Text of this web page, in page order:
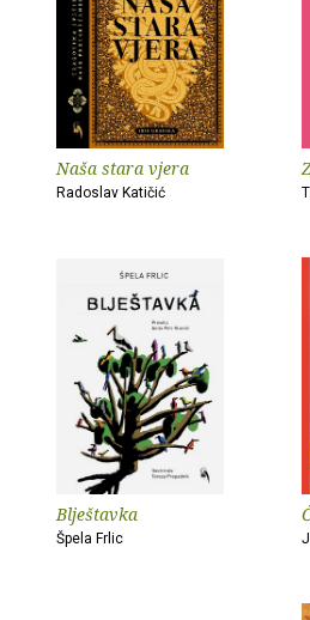
Naša stara vjera
Radoslav Katičić
Blještavka
Špela Frlic